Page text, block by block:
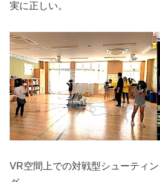
実に正しい。
VR空間上での対戦型シューティ